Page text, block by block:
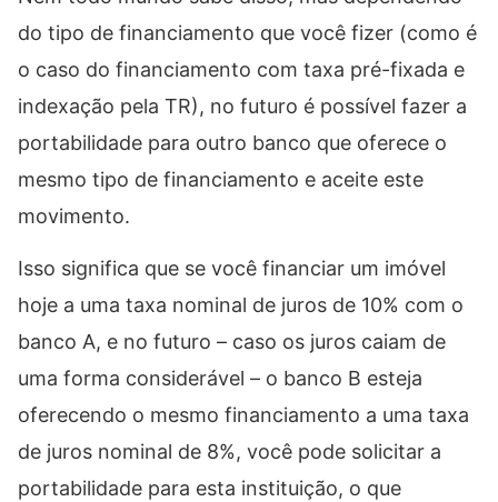
do tipo de financiamento que você fizer (como é
o caso do financiamento com taxa pré-fixada e
indexação pela TR), no futuro é possível fazer a
portabilidade para outro banco que oferece o
mesmo tipo de financiamento e aceite este
movimento.
Isso significa que se você financiar um imóvel
hoje a uma taxa nominal de juros de 10% com o
banco A, e no futuro – caso os juros caiam de
uma forma considerável – o banco B esteja
oferecendo o mesmo financiamento a uma taxa
de juros nominal de 8%, você pode solicitar a
portabilidade para esta instituição, o que